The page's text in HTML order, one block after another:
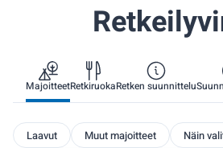
MajoitteetRetkiruokaRetken suunnittelu
Laavut Muut majoitteet
Näin